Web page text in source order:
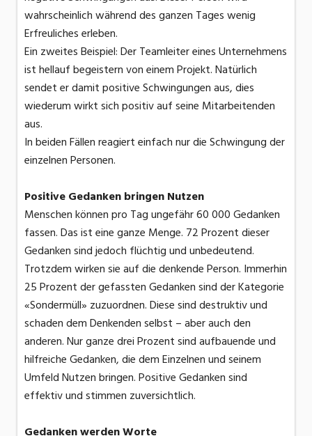
wahrscheinlich während des ganzen Tages wenig
Erfreuliches erleben.
Ein zweites Beispiel: Der Teamleiter eines Unternehmens
ist hellauf begeistern von einem Projekt. Natürlich
sendet er damit positive Schwingungen aus, dies
wiederum wirkt sich positiv auf seine Mitarbeitenden
aus.
In beiden Fällen reagiert einfach nur die Schwingung der
einzelnen Personen.
Positive Gedanken bringen Nutzen
Menschen können pro Tag ungefähr 60 000 Gedanken
fassen. Das ist eine ganze Menge. 72 Prozent dieser
Gedanken sind jedoch flüchtig und unbedeutend.
Trotzdem wirken sie auf die denkende Person. Immerhin
25 Prozent der gefassten Gedanken sind der Kategorie
«Sondermüll» zuzuordnen. Diese sind destruktiv und
schaden dem Denkenden selbst – aber auch den
anderen. Nur ganze drei Prozent sind aufbauende und
hilfreiche Gedanken, die dem Einzelnen und seinem
Umfeld Nutzen bringen. Positive Gedanken sind
effektiv und stimmen zuversichtlich.
Gedanken werden Worte